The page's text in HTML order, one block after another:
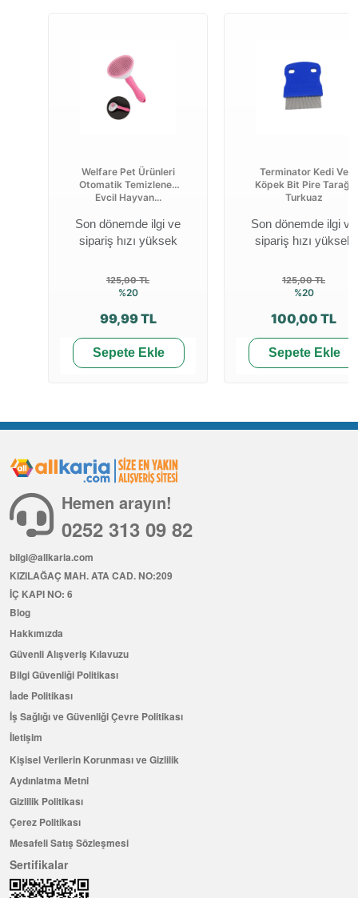
Welfare Pet Ürünleri
Otomatik Temizlenen
Evcil Hayvan...
Son dönemde ilgi ve
sipariş hızı yüksek
125,00 TL
%20
99,99 TL
Sepete Ekle
Terminator Kedi Ve
Köpek Bit Pire Tarağı
Turkuaz
Son dönemde ilgi ve
sipariş hızı yüksek
125,00 TL
%20
100,00 TL
Sepete Ekle
Hemen arayın!
0252 313 09 82
bilgi@allkaria.com
KIZILAĞAÇ MAH. ATA CAD. NO:209
İÇ KAPI NO: 6
Blog
Hakkımızda
Güvenli Alışveriş Kılavuzu
Bilgi Güvenliği Politikası
İade Politikası
İş Sağlığı ve Güvenliği Çevre Politikası
İletişim
Kişisel Verilerin Korunması ve Gizlilik
Aydınlatma Metni
Gizlilik Politikası
Çerez Politikası
Mesafeli Satış Sözleşmesi
Sertifikalar